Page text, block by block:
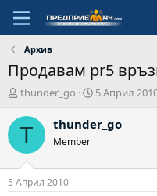
Архив
Продавам pr5
А
т
о
thunder_go
Н
ч
д
5 Април
T thunder_go
Member
5 Април 2010